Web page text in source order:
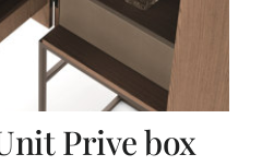
Prive box